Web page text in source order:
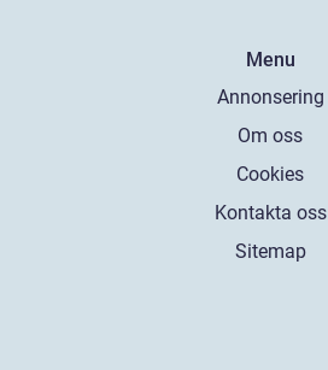
Menu
Annonsering
Om oss
Cookies
Kontakta oss
Sitemap